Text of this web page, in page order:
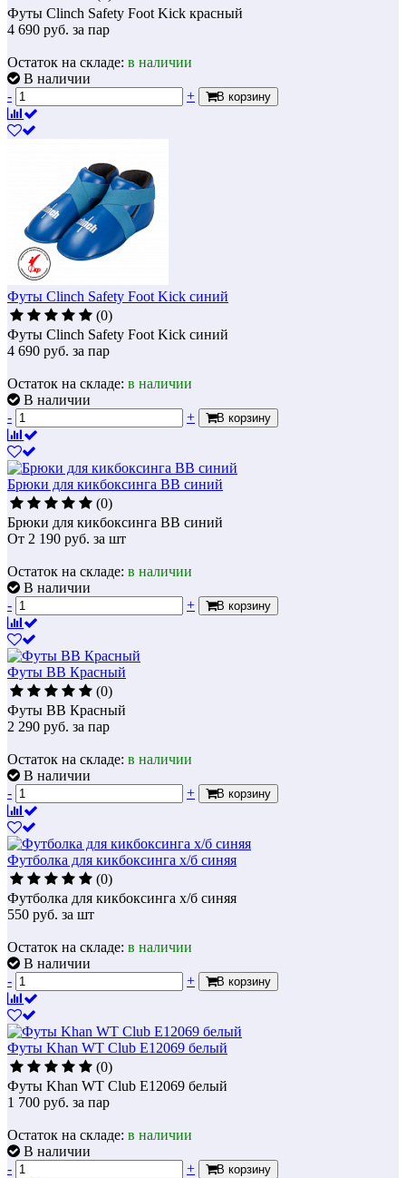
Футы Clinch Safety Foot Kick красный
4 690 руб. за пар
Остаток на складе: в наличии
В наличии
-
+ В корзину
Футы Clinch Safety Foot Kick синий
(0)
Футы Clinch Safety Foot Kick синий
4 690 руб. за пар
Остаток на складе: в наличии
В наличии
-
+ В корзину
Брюки для кикбоксинга BB синий
(0)
Брюки для кикбоксинга BB синий
От 2 190 руб. за шт
Остаток на складе: в наличии
В наличии
-
+ В корзину
Футы BB Красный
(0)
Футы BB Красный
2 290 руб. за пар
Остаток на складе: в наличии
В наличии
-
+ В корзину
Футболка для кикбоксинга х/б синяя
(0)
Футболка для кикбоксинга х/б синяя
550 руб. за шт
Остаток на складе: в наличии
В наличии
-
+ В корзину
Футы Khan WT Club E12069 белый
(0)
Футы Khan WT Club E12069 белый
1 700 руб. за пар
Остаток на складе: в наличии
В наличии
-
+ В корзину